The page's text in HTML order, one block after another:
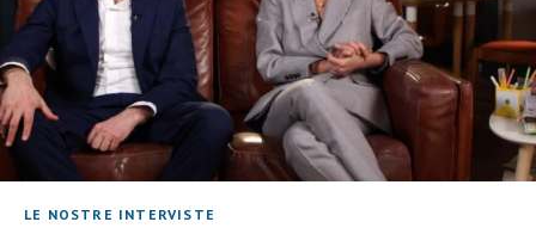
LE NOSTRE INTERVISTE